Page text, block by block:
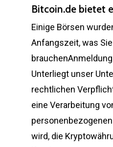
Bitcoin.de bietet
Einige Börsen
Anfangszeit, was Sie
Unterliegt unser
rechtlichen
eine Verarbeitung
wird, die